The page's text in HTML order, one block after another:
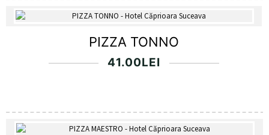
PIZZA TONNO
41.00LEI